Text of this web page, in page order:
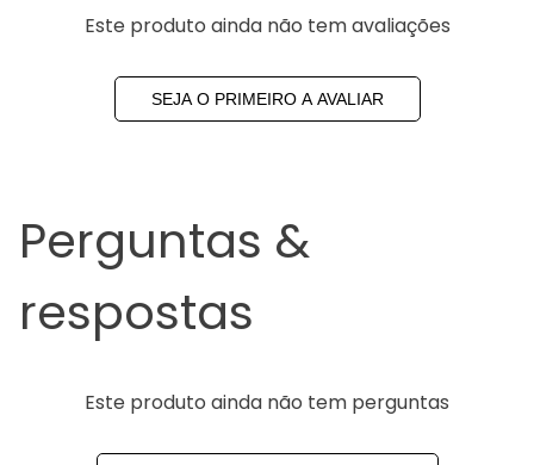
Este produto ainda não tem avaliações
SEJA O PRIMEIRO A AVALIAR
Perguntas &
respostas
Este produto ainda não tem perguntas